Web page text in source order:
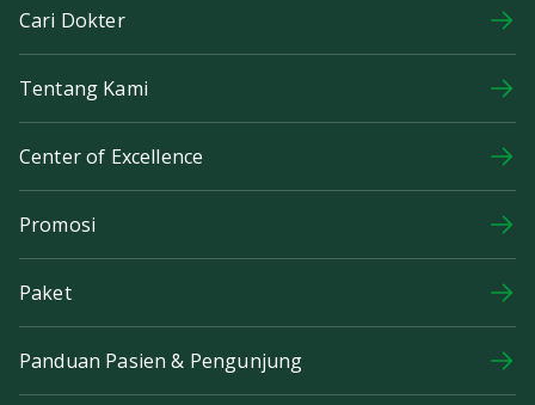
Cari Dokter
Tentang Kami
Center of Excellence
Promosi
Paket
Panduan Pasien & Pengunjung